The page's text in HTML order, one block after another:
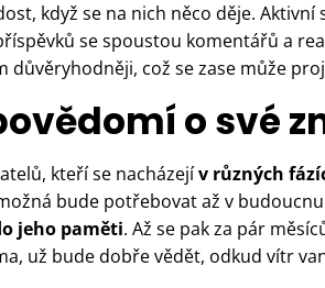
když se na nich něco děje.
se spoustou komentářů a
což se zase může
o své
kteří se nacházejív různých
bude potřebovat až v
jeho paměti. Až se pak za pár
už bude dobře vědět, odkud vítr